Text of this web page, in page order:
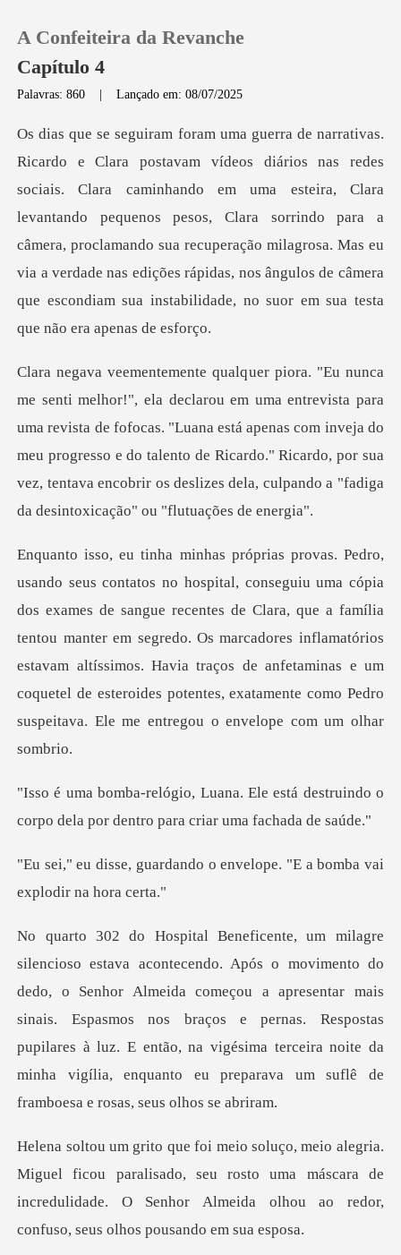
0
Loja
Baixar App
A Confeiteira da Revanche
Capítulo 4
Palavras: 860 |Lançado em: 08/07/2025
em uma esteira, Clara
levantando pequenos pesos, Clara sorrindo para a
câmera, proclamando sua recuperação milagrosa. Mas eu
via a v
ma revista de fofocas. "Luana está apenas com inveja do
meu progresso e do talento de Ricardo." Ricardo, por
e recentes de Clara, que a família
tentou manter em segredo. Os marcadores inflamatórios
estavam altíssimos. Havia traços de anf
está destruindo o
corpo dela por den
do o envelope. "E a bomba v
r Almeida começou a apresentar mais
sinais. Espasmos nos braços e pernas. Respostas
pupilares à luz. E então, na v
icou paralisado, seu rosto uma máscara de
incredulidade. O Senhor